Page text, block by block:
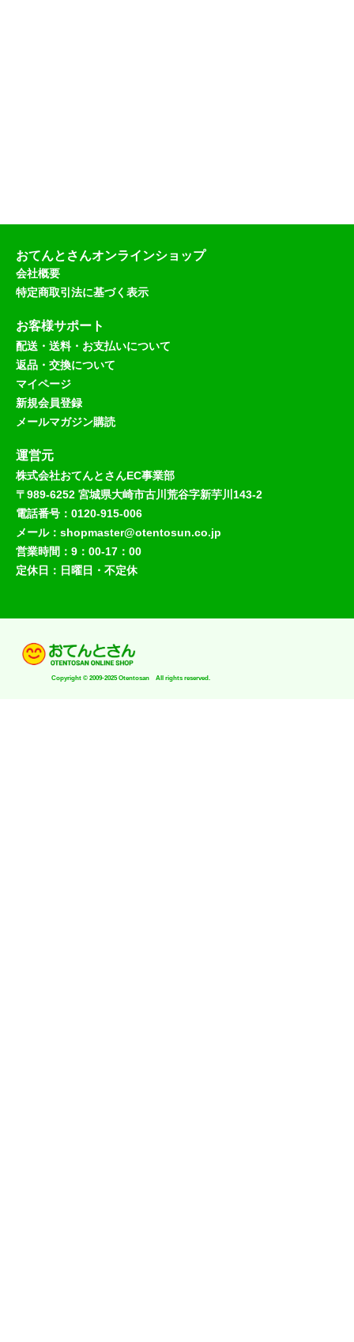
おてんとさんオンラインショップ
会社概要
特定商取引法に基づく表示
お客様サポート
配送・送料・お支払いについて
返品・交換について
マイページ
新規会員登録
メールマガジン購読
運営元
株式会社おてんとさんEC事業部
〒989-6252 宮城県大崎市古川荒谷字新芋川143-2
電話番号：0120-915-006
メール：shopmaster@otentosun.co.jp
営業時間：9：00-17：00
定休日：日曜日・不定休
Copyright © 2009-2025 Otentosan All rights reserved.